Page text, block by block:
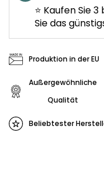
⭐ Kaufen Sie
Sie das
Produktion in der EU
Außergewöhnliche
Qualität
Beliebtester